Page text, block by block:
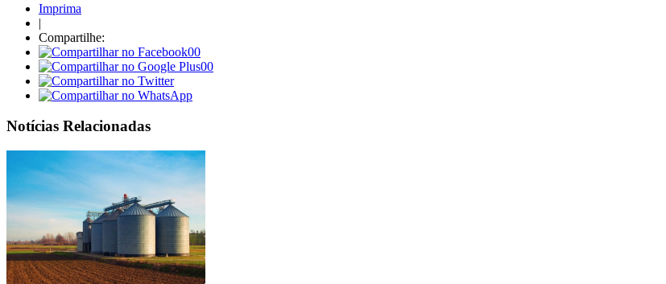
Imprima
|
Compartilhe:
00
00
Notícias Relacionadas